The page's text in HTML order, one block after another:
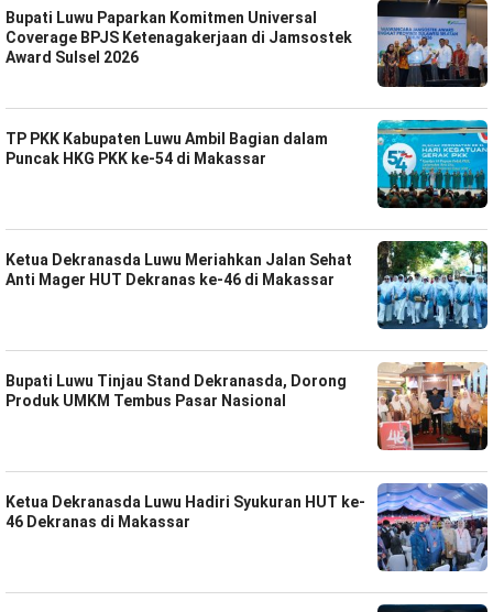
Bupati Luwu Paparkan Komitmen Universal
Coverage BPJS Ketenagakerjaan di Jamsostek
Award Sulsel 2026
TP PKK Kabupaten Luwu Ambil Bagian dalam
Puncak HKG PKK ke-54 di Makassar
Ketua Dekranasda Luwu Meriahkan Jalan Sehat
Anti Mager HUT Dekranas ke-46 di Makassar
Bupati Luwu Tinjau Stand Dekranasda, Dorong
Produk UMKM Tembus Pasar Nasional
Ketua Dekranasda Luwu Hadiri Syukuran HUT ke-
46 Dekranas di Makassar